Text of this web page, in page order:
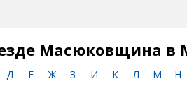
Масюковщина в
Д Е Ж З И К Л М Н